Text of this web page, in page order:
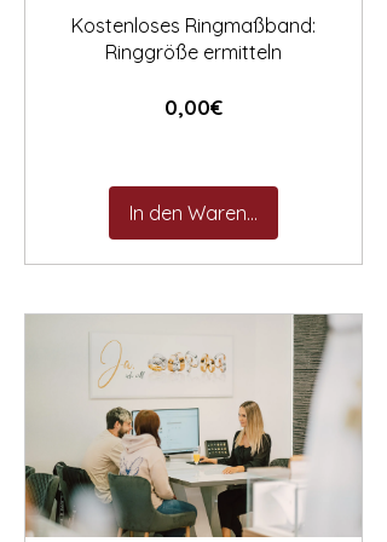
Kostenloses Ringmaßband:
Ringgröße ermitteln
0,00€Preis
In den Warenkorb